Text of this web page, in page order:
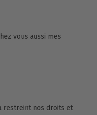
vous aussi mes
restreint nos droits et